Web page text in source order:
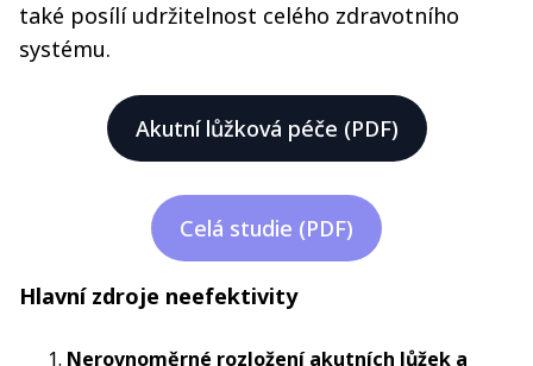
také posílí udržitelnost celého zdravotního
systému.
Akutní lůžková péče (PDF)
‍Celá studie (PDF)
Hlavní zdroje neefektivity
Nerovnoměrné rozložení akutních lůžek a